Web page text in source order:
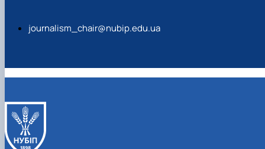
journalism_chair@nubip.edu.ua